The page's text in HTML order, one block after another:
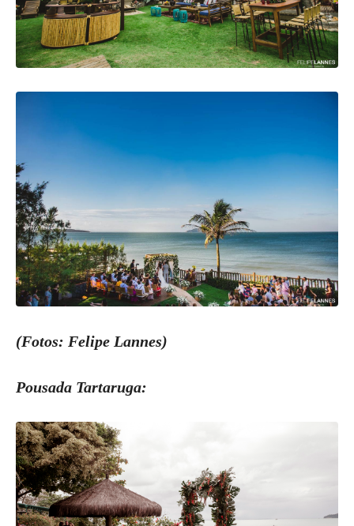
(Fotos: Felipe Lannes)
Pousada Tartaruga: